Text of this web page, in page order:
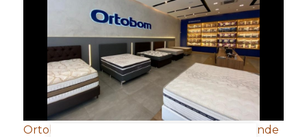
Ortobom aposta em novo conceito de estande